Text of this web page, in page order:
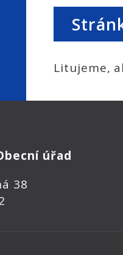
Litujeme,
úřad
38